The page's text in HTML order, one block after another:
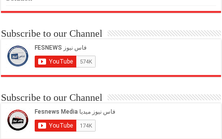
Subscribe to our Channel
Subscribe to our Channel